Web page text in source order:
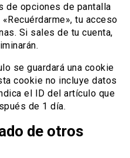
de opciones de pantalla
tu acceso
Si sales de tu cuenta,
se guardará una cookie
cookie no incluye datos
el ID del artículo que
de 1 día.
de otros